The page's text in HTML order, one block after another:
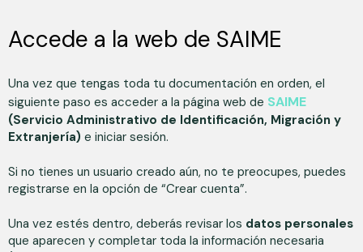
Accede a la web de SAIME
Una vez que tengas toda tu documentación en orden, el
siguiente paso es acceder a la página web de SAIME
(Servicio Administrativo de Identificación, Migración y
Extranjería) e iniciar sesión.
Si no tienes un usuario creado aún, no te preocupes, puedes
registrarse en la opción de “Crear cuenta”.
Una vez estés dentro, deberás revisar los datos personales
que aparecen y completar toda la información necesaria